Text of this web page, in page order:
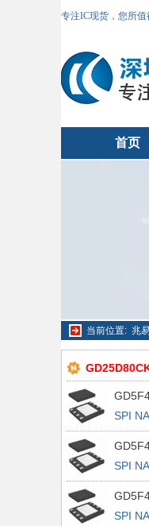
专注IC现货，您所
首页
当前位置: 兆
SPI
SPI
SPI